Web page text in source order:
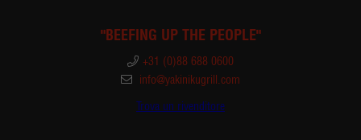
"BEEFING UP THE PEOPLE"
+31 (0)88 688 0600
info@yakinikugrill.com
Trova un rivenditore